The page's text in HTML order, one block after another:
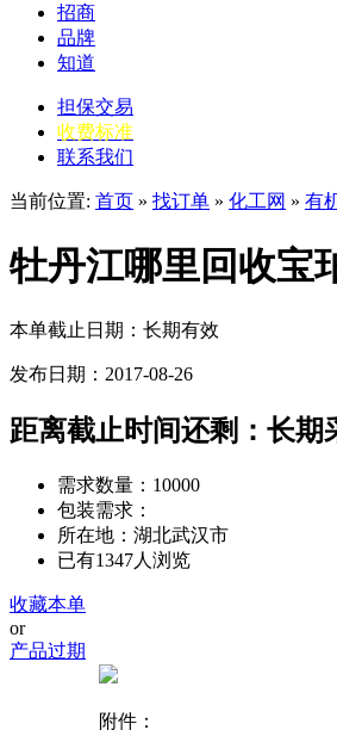
招商
品牌
知道
担保交易
收费标准
联系我们
当前位置: 首页 » 找订单 » 化工网 » 有
牡丹江哪里回收宝
本单截止日期：长期有效
发布日期：2017-08-26
距离截止时间还剩： 长期
需求数量：10000
包装需求：
所在地：湖北武汉市
已有1347人浏览
收藏本单
or
产品过期
附件：